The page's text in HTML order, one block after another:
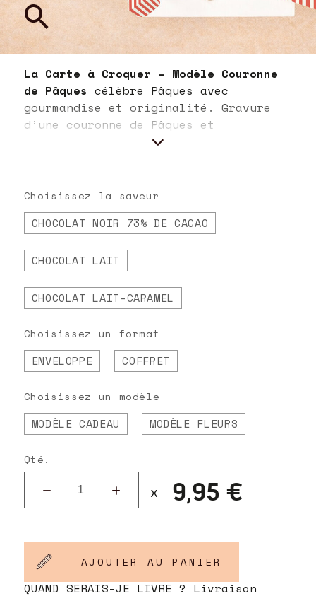
Choisissez la saveur
CHOCOLAT NOIR 73% DE CACAO
CHOCOLAT LAIT
CHOCOLAT LAIT-CARAMEL
Choisissez un format
ENVELOPPE COFFRET
Choisissez un modèle
MODÈLE CADEAU MODÈLE FLEURS
Qté.
9,95 €
AJOUTER AU PANIER
QUAND SERAIS-JE LIVRE ? Livraison
La Carte à Croquer – Modèle Couronne
de Pâques célèbre Pâques avec
gourmandise et originalité. Gravure
d’une couronne de Pâques et
personnalisation sur 2 lignes de 15
elle transforme vos vœux en un cadeau
délicieux et mémorable.
L'affichage de votre personnalisation
est un aperçu approximatif :
émojis ne peuvent pas être gravés.